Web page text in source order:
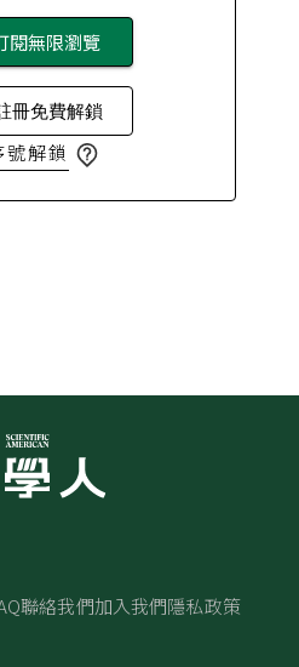
閱無限瀏覽
冊免費解鎖
號解鎖
聯絡我們加入我們隱私政策